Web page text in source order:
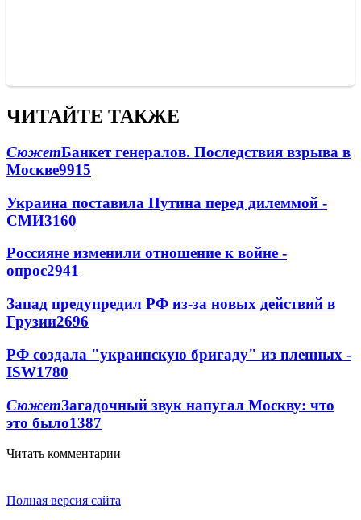
ЧИТАЙТЕ ТАКЖЕ
СюжетБанкет генералов. Последствия взрыва в
Москве9915
Украина поставила Путина перед дилеммой -
СМИ3160
Россияне изменили отношение к войне -
опрос2941
Запад предупредил РФ из-за новых действий в
Грузии2696
РФ создала "украинскую бригаду" из пленных -
ISW1780
СюжетЗагадочный звук напугал Москву: что
это было1387
Читать комментарии
Полная версия сайта